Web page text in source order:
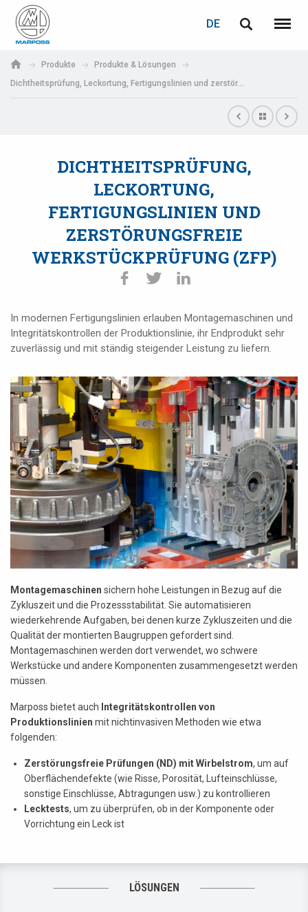
S.p.A.
DE
Menü
Produkte
Produkte & Lösungen
Dichtheitsprüfung, Leckortung, Fertigungslinien und zerstörungsfreie Werkstückprüfung (zfP)
DICHTHEITSPRÜFUNG,
LECKORTUNG,
FERTIGUNGSLINIEN UND
ZERSTÖRUNGSFREIE
WERKSTÜCKPRÜFUNG (ZFP)
In modernen Fertigungslinien erlauben Montagemaschinen und
Integritätskontrollen der Produktionslinie, ihr Endprodukt sehr
zuverlässig und mit ständig steigender Leistung zu liefern.
Montagemaschinen sichern hohe Leistungen in Bezug auf die
Zykluszeit und die Prozessstabilität. Sie automatisieren
wiederkehrende Aufgaben, bei denen kurze Zykluszeiten und die
Qualität der montierten Baugruppen gefordert sind.
Montagemaschinen werden dort verwendet, wo schwere
Werkstücke und andere Komponenten zusammengesetzt werden
müssen.
Marposs bietet auch Integritätskontrollen von
Produktionslinien mit nichtinvasiven Methoden wie etwa
folgenden:
Zerstörungsfreie Prüfungen (ND) mit Wirbelstrom, um auf
Oberflächendefekte (wie Risse, Porosität, Lufteinschlüsse,
sonstige Einschlüsse, Abtragungen usw.) zu kontrollieren
Lecktests, um zu überprüfen, ob in der Komponente oder
Vorrichtung ein Leck ist
LÖSUNGEN
Deutsch
Italiano
Español
日本語 (Japanese)
中文 (Chinese)
한국어 (Korean)
LOGIN
E-Mail-Adresse
Wenn Sie noch nicht registriert sind, können Sie dies jetzt tun.